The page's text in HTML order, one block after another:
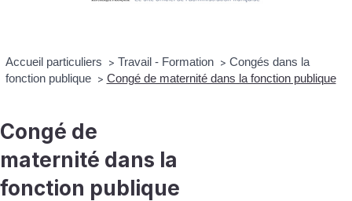
Accueil particuliers > Travail - Formation > Congés dans la
fonction publique > Congé de maternité dans la fonction publique
Congé de
maternité dans la
fonction publique